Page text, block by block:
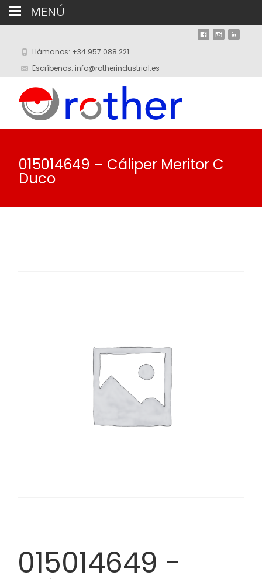
Llámanos: +34 957 088 221
Escríbenos: info@rotherindustrial.es
015014649 – Cáliper Meritor C
Duco
015014649 -
MENÚ